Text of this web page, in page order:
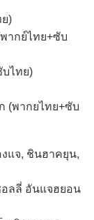
)
ากย์ไทย+ซับ
บไทย)
(พากยไทย+ซับ
งแจ, ชินฮาคยุน,
อลลี่ อันแจฮยอน